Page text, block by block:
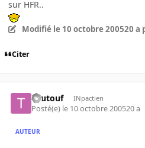
sur HFR..
Modifié le 10 octobre 200520 a
Citer
Toutouf INpactien
Posté(e) le 10 octobre 200520 a
AUTEUR